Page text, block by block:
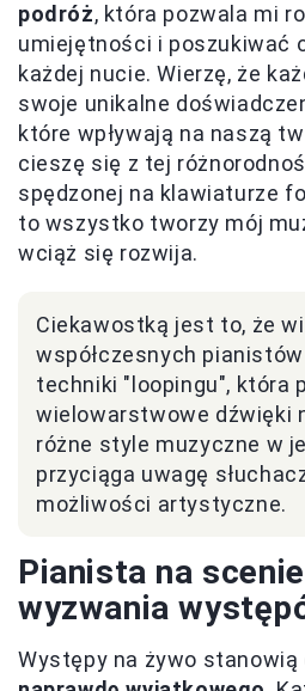
podróż, która pozwala mi
umiejętności i poszukiwać
każdej nucie. Wierzę, że
swoje unikalne
które wpływają na naszą
cieszę się z tej
spędzonej na klawiaturze
to wszystko tworzy mój
wciąż się rozwija.
Ciekawostką jest to, że
współczesnych
techniki "loopingu", która
wielowarstwowe dźwięki
różne style muzyczne w
przyciąga uwagę
możliwości artystyczne.
Pianista na
wyzwania
Występy na żywo stanowią